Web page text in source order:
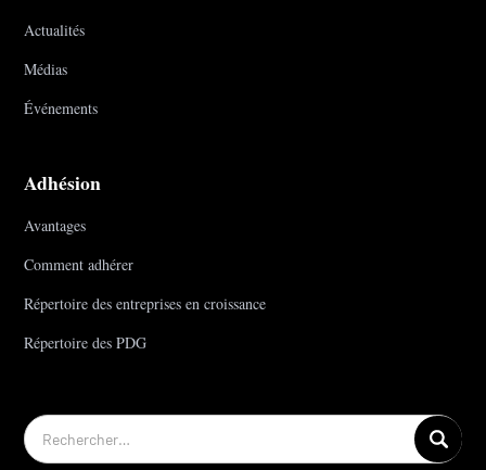
Actualités
Médias
Événements
Adhésion
Avantages
Comment adhérer
Répertoire des entreprises en croissance
Répertoire des PDG